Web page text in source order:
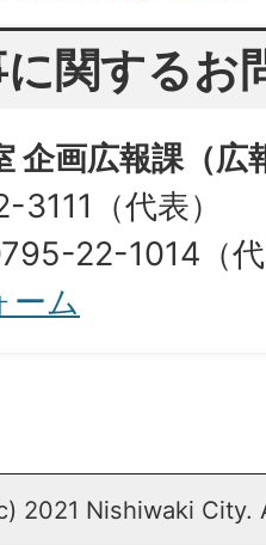
関するお
企画広報課（広
（代表）
22-1014（
ーム
2021 Nishiwaki City.